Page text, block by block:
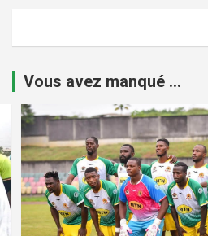
Vous avez manqué ...